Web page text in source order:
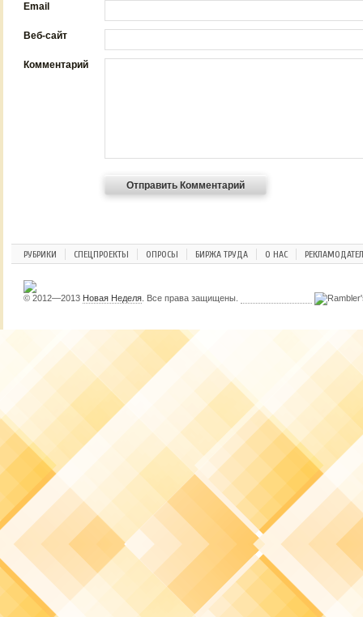
Email
Веб-сайт
Комментарий
РУБРИКИ СПЕЦПРОЕКТЫ ОПРОСЫ БИРЖА ТРУДА О НАС
© 2012—2013 Новая Неделя . Все права защищены.